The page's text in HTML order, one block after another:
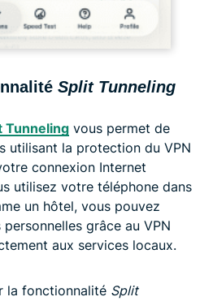
Split Tunneling
Tunneling vous permet de
utilisant la protection du VPN
connexion Internet
utilisez votre téléphone dans
un hôtel, vous pouvez
grâce au VPN
aux services locaux.
la fonctionnalité Split